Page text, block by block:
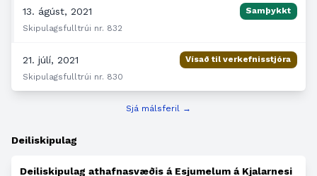
13. ágúst, 2021
Samþykkt
Skipulagsfulltrúi nr. 832
21. júlí, 2021
Vísað til verkefnisstjóra
Skipulagsfulltrúi nr. 830
Sjá málsferil →
Deiliskipulag
Deiliskipulag athafnasvæðis á Esjumelum á Kjalarnesi